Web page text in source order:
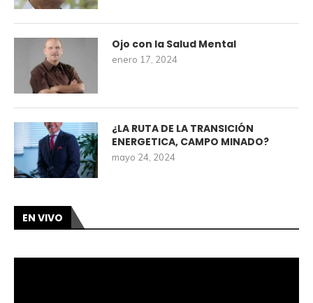
Ojo con la Salud Mental
enero 17, 2024
¿LA RUTA DE LA TRANSICIÓN
ENERGETICA, CAMPO MINADO?
mayo 24, 2024
EN VIVO